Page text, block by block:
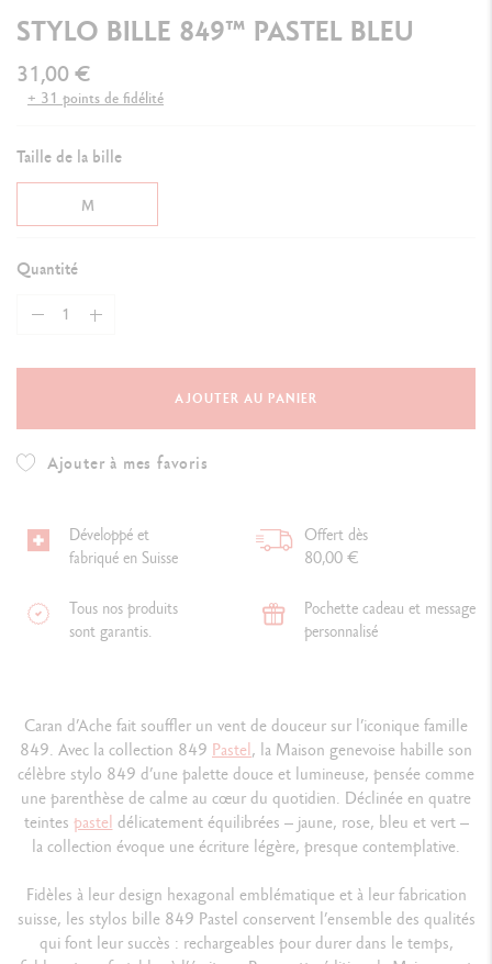
STYLO BILLE 849™ PASTEL BLEU
31,00 €
+ 31 points de fidélité
Taille de la bille
M
Quantité
AJOUTER AU PANIER
Ajouter à mes favoris
Développé et
fabriqué en Suisse
Offert dès
80,00 €
Tous nos produits
sont garantis.
Pochette cadeau et message
personnalisé
Caran d’Ache fait souffler un vent de douceur sur l’iconique famille
849. Avec la collection 849 Pastel, la Maison genevoise habille son
célèbre stylo 849 d’une palette douce et lumineuse, pensée comme
une parenthèse de calme au cœur du quotidien. Déclinée en quatre
teintes pastel délicatement équilibrées – jaune, rose, bleu et vert –
la collection évoque une écriture légère, presque contemplative.
Fidèles à leur design hexagonal emblématique et à leur fabrication
suisse, les stylos bille 849 Pastel conservent l’ensemble des qualités
qui font leur succès : rechargeables pour durer dans le temps,